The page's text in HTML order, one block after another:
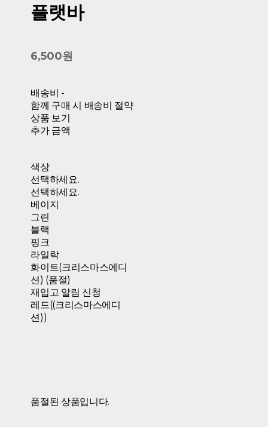
플랫바
6,500원
배송비 -
함께 구매 시 배송비 절약
상품 보기
추가 금액
색상
선택하세요.
선택하세요.
베이지
그린
블랙
핑크
라일락
화이트(크리스마스에디
션) (품절)
재입고 알림 신청
레드((크리스마스에디
션))
품절된 상품입니다.